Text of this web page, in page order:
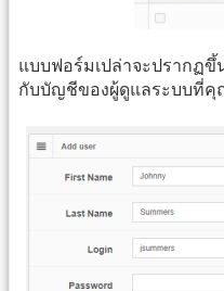
แบบฟอร์มเปล่าจะปรากฏ
กับบัญชีของผู้ดูแลระบบที่คุ